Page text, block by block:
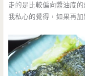
走的是比較偏向醬油底的
我私心的覺得，如果再